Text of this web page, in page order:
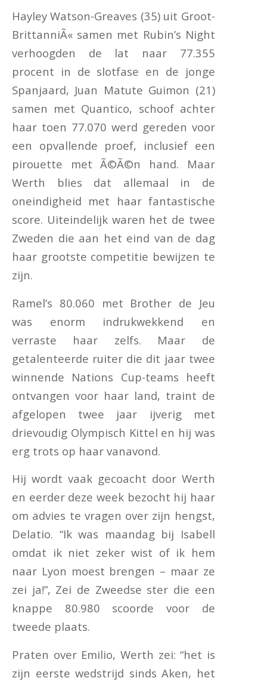
Hayley Watson-Greaves (35) uit Groot-
BrittanniÃ« samen met Rubin’s Night
verhoogden de lat naar 77.355
procent in de slotfase en de jonge
Spanjaard, Juan Matute Guimon (21)
samen met Quantico, schoof achter
haar toen 77.070 werd gereden voor
een opvallende proef, inclusief een
pirouette met Ã©Ã©n hand. Maar
Werth blies dat allemaal in de
oneindigheid met haar fantastische
score. Uiteindelijk waren het de twee
Zweden die aan het eind van de dag
haar grootste competitie bewijzen te
zijn.
Ramel’s 80.060 met Brother de Jeu
was enorm indrukwekkend en
verraste haar zelfs. Maar de
getalenteerde ruiter die dit jaar twee
winnende Nations Cup-teams heeft
ontvangen voor haar land, traint de
afgelopen twee jaar ijverig met
drievoudig Olympisch Kittel en hij was
erg trots op haar vanavond.
Hij wordt vaak gecoacht door Werth
en eerder deze week bezocht hij haar
om advies te vragen over zijn hengst,
Delatio. “Ik was maandag bij Isabell
omdat ik niet zeker wist of ik hem
naar Lyon moest brengen – maar ze
zei ja!”, Zei de Zweedse ster die een
knappe 80.980 scoorde voor de
tweede plaats.
Praten over Emilio, Werth zei: “het is
zijn eerste wedstrijd sinds Aken, het